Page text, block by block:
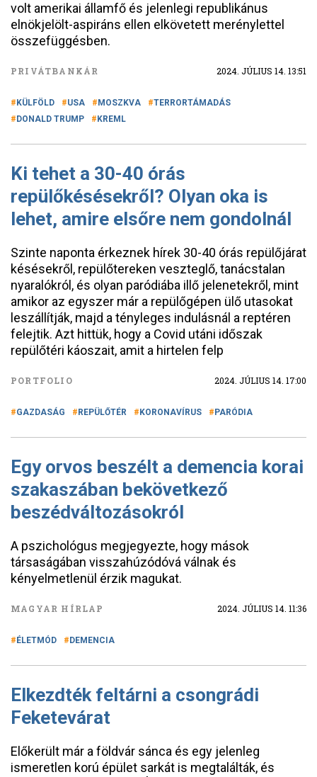
volt amerikai államfő és jelenlegi republikánus
elnökjelölt-aspiráns ellen elkövetett merénylettel
összefüggésben.
PRIVÁTBANKÁR 2024. JÚLIUS 14. 13:51
KÜLFÖLD USA MOSZKVA
TERRORTÁMADÁS
DONALD TRUMP
KREML
Ki tehet a 30-40 órás
repülőkésésekről? Olyan oka is
lehet, amire elsőre nem gondolnál
Szinte naponta érkeznek hírek 30-40 órás repülőjárat
késésekről, repülőtereken veszteglő, tanácstalan
nyaralókról, és olyan paródiába illő jelenetekről, mint
amikor az egyszer már a repülőgépen ülő utasokat
leszállítják, majd a tényleges indulásnál a reptéren
felejtik. Azt hittük, hogy a Covid utáni időszak
repülőtéri káoszait, amit a hirtelen felp
PORTFOLIO 2024. JÚLIUS 14. 17:00
GAZDASÁG REPÜLŐTÉR KORONAVÍRUS PARÓDIA
Egy orvos beszélt a demencia korai
szakaszában bekövetkező
beszédváltozásokról
A pszichológus megjegyezte, hogy mások
társaságában visszahúzódóvá válnak és
kényelmetlenül érzik magukat.
MAGYAR HÍRLAP 2024. JÚLIUS 14. 11:36
ÉLETMÓD DEMENCIA
Elkezdték feltárni a csongrádi
Feketevárat
Előkerült már a földvár sánca és egy jelenleg
ismeretlen korú épület sarkát is megtalálták, és